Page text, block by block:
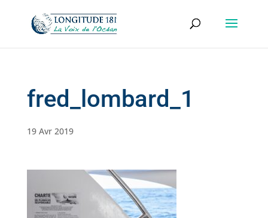
fred_lombard_1
19 Avr 2019